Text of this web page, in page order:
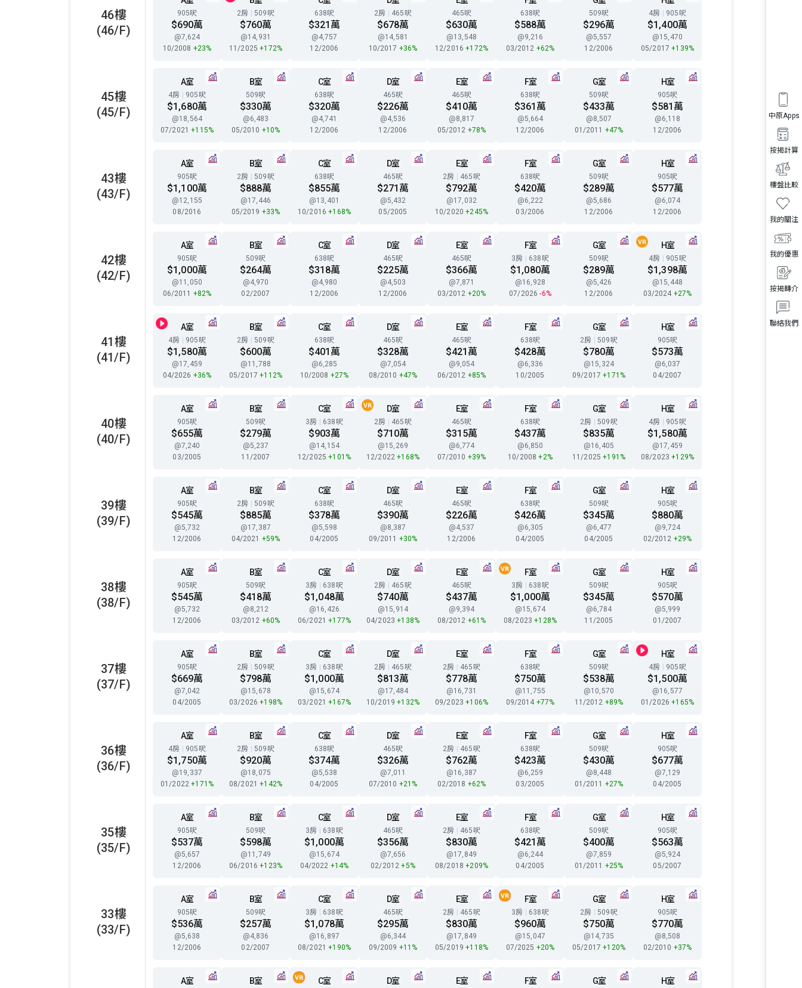
聯絡我們
按揭轉介
我的優惠
我的關注
樓盤比較
按揭計算
中原Apps
46樓
(46/F)
905呎
$690萬
@7,624
10/2008 +23%
2房 | 509呎
$760萬
@14,931
11/2025+172%
638呎
$321萬
@4,757
12/2006
2房 | 465呎
$678萬
@14,581
10/2017 +36%
465呎
$630萬
@13,548
12/2016+172%
638呎
$588萬
@9,216
03/2012 +62%
509呎
$296萬
@5,557
12/2006
4房 | 905呎
$1,400萬
@15,470
05/2017+139%
45樓
(45/F)
A室
4房 | 905呎
$1,680萬
@18,564
07/2021+115%
B室
509呎
$330萬
@6,483
05/2010 +10%
C室
638呎
$320萬
@4,741
12/2006
D室
465呎
$226萬
@4,536
12/2006
E室
465呎
$410萬
@8,817
05/2012 +78%
F室
638呎
$361萬
@5,664
12/2006
G室
509呎
$433萬
@8,507
01/2011 +47%
H室
905呎
$581萬
@6,118
12/2006
43樓
(43/F)
A室
905呎
$1,100萬
@12,155
08/2016
B室
2房 | 509呎
$888萬
@17,446
05/2019 +33%
C室
638呎
$855萬
@13,401
10/2016+168%
D室
465呎
$271萬
@5,432
05/2005
E室
2房 | 465呎
$792萬
@17,032
10/2020+245%
F室
638呎
$420萬
@6,222
03/2006
G室
509呎
$289萬
@5,686
12/2006
H室
905呎
$577萬
@6,074
12/2006
42樓
(42/F)
A室
905呎
$1,000萬
@11,050
06/2011 +82%
B室
509呎
$264萬
@4,970
02/2007
C室
638呎
$318萬
@4,980
12/2006
D室
465呎
$225萬
@4,503
12/2006
E室
465呎
$366萬
@7,871
03/2012 +20%
F室
3房 | 638呎
$1,080萬
@16,928
07/2026-6%
G室
509呎
$289萬
@5,426
12/2006
H室
4房 | 905呎
$1,398萬
@15,448
03/2024 +27%
41樓
(41/F)
A室
4房 | 905呎
$1,580萬
@17,459
04/2026 +36%
B室
2房 | 509呎
$600萬
@11,788
05/2017+112%
C室
638呎
$401萬
@6,285
10/2008 +27%
D室
465呎
$328萬
@7,054
08/2010 +47%
E室
465呎
$421萬
@9,054
06/2012 +85%
F室
638呎
$428萬
@6,336
10/2005
G室
2房 | 509呎
$780萬
@15,324
09/2017+171%
H室
905呎
$573萬
@6,037
04/2007
40樓
(40/F)
A室
905呎
$655萬
@7,240
03/2005
B室
509呎
$279萬
@5,237
11/2007
C室
3房 | 638呎
$903萬
@14,154
12/2025+101%
D室
2房 | 465呎
$710萬
@15,269
12/2022+168%
E室
465呎
$315萬
@6,774
07/2010 +39%
F室
638呎
$437萬
@6,850
10/2008+2%
G室
2房 | 509呎
$835萬
@16,405
11/2025+191%
H室
4房 | 905呎
$1,580萬
@17,459
08/2023+129%
39樓
(39/F)
A室
905呎
$545萬
@5,732
12/2006
B室
2房 | 509呎
$885萬
@17,387
04/2021 +59%
C室
638呎
$378萬
@5,598
04/2005
D室
465呎
$390萬
@8,387
09/2011 +30%
E室
465呎
$226萬
@4,537
12/2006
F室
638呎
$426萬
@6,305
04/2005
G室
509呎
$345萬
@6,477
04/2005
H室
905呎
$880萬
@9,724
02/2012 +29%
38樓
(38/F)
A室
905呎
$545萬
@5,732
12/2006
B室
509呎
$418萬
@8,212
03/2012 +60%
C室
3房 | 638呎
$1,048萬
@16,426
06/2021+177%
D室
2房 | 465呎
$740萬
@15,914
04/2023+138%
E室
465呎
$437萬
@9,394
08/2012 +61%
F室
3房 | 638呎
$1,000萬
@15,674
08/2023+128%
G室
509呎
$345萬
@6,784
11/2005
H室
905呎
$570萬
@5,999
01/2007
37樓
(37/F)
A室
905呎
$669萬
@7,042
04/2005
B室
2房 | 509呎
$798萬
@15,678
03/2026+198%
C室
3房 | 638呎
$1,000萬
@15,674
03/2021+167%
D室
2房 | 465呎
$813萬
@17,484
10/2019+132%
E室
2房 | 465呎
$778萬
@16,731
09/2023+106%
F室
638呎
$750萬
@11,755
09/2014 +77%
G室
509呎
$538萬
@10,570
11/2012 +89%
H室
4房 | 905呎
$1,500萬
@16,577
01/2026+165%
36樓
(36/F)
A室
4房 | 905呎
$1,750萬
@19,337
01/2022+171%
B室
2房 | 509呎
$920萬
@18,075
08/2021+142%
C室
638呎
$374萬
@5,538
04/2005
D室
465呎
$326萬
@7,011
07/2010 +21%
E室
2房 | 465呎
$762萬
@16,387
02/2018 +62%
F室
638呎
$423萬
@6,259
03/2005
G室
509呎
$430萬
@8,448
01/2011 +27%
H室
905呎
$677萬
@7,129
04/2005
35樓
(35/F)
A室
905呎
$537萬
@5,657
12/2006
B室
509呎
$598萬
@11,749
06/2016+123%
C室
3房 | 638呎
$1,000萬
@15,674
04/2022 +14%
D室
465呎
$356萬
@7,656
02/2012+5%
E室
2房 | 465呎
$830萬
@17,849
08/2018+209%
F室
638呎
$421萬
@6,244
04/2005
G室
509呎
$400萬
@7,859
01/2011 +25%
H室
905呎
$563萬
@5,924
05/2007
33樓
(33/F)
A室
905呎
$536萬
@5,638
12/2006
B室
509呎
$257萬
@4,836
02/2007
C室
3房 | 638呎
$1,078萬
@16,897
08/2021+190%
D室
465呎
$295萬
@6,344
09/2009 +11%
E室
2房 | 465呎
$830萬
@17,849
05/2019+118%
F室
3房 | 638呎
$960萬
@15,047
07/2025 +20%
G室
2房 | 509呎
$750萬
@14,735
05/2017+120%
H室
905呎
$770萬
@8,508
02/2010 +37%
A室 B室 C室 D室 E室 F室 G室 H室